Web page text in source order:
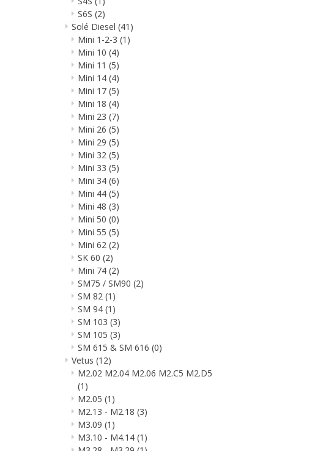
S6S (2)
Solé Diesel (41)
Mini 1-2-3 (1)
Mini 10 (4)
Mini 11 (5)
Mini 14 (4)
Mini 17 (5)
Mini 18 (4)
Mini 23 (7)
Mini 26 (5)
Mini 29 (5)
Mini 32 (5)
Mini 33 (5)
Mini 34 (6)
Mini 44 (5)
Mini 48 (3)
Mini 50 (0)
Mini 55 (5)
Mini 62 (2)
SK 60 (2)
Mini 74 (2)
SM75 / SM90 (2)
SM 82 (1)
SM 94 (1)
SM 103 (3)
SM 105 (3)
SM 615 & SM 616 (0)
Vetus (12)
M2.02 M2.04 M2.06 M2.C5 M2.D5
(1)
M2.05 (1)
M2.13 - M2.18 (3)
M3.09 (1)
M3.10 - M4.14 (1)